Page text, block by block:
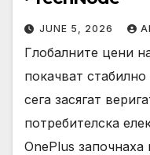
JUNE 5, 2026
Глобалните цени
покачват
сега засягат
потребителска
OnePlus